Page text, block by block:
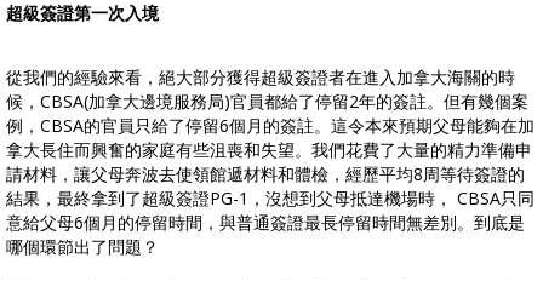
超級簽證第一次入境
從我們的經驗來看，絕大部分獲得超級簽證者在進入加拿大海關的時
候，CBSA(加拿大邊境服務局)官員都給了停留2年的簽註。但有幾個案
例，CBSA的官員只給了停留6個月的簽註。這令本來預期父母能夠在加
拿大長住而興奮的家庭有些沮喪和失望。我們花費了大量的精力準備申
請材料，讓父母奔波去使領館遞材料和體檢，經歷平均8周等待簽證的
結果，最終拿到了超級簽證PG-1，沒想到父母抵達機場時， CBSA只同
意給父母6個月的停留時間，與普通簽證最長停留時間無差別。到底是
哪個環節出了問題？